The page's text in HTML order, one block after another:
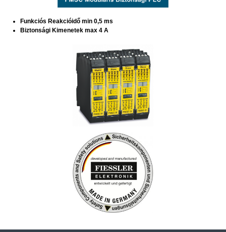
Funkciós Reakcióidő min 0,5 ms
Biztonsági Kimenetek max 4 A